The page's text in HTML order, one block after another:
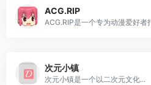
ACG.RIP
次元小镇
次元小镇是一个以二次元文化...